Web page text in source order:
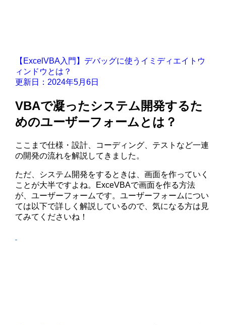
【ExcelVBA入門】デバッグに使うイミディエイトウ
ィンドウとは？
更新日：2024年5月6日
VBAで凝ったシステム開発するた
めのユーザーフォームとは？
ここまで仕様・設計、コーディング、テストなど一連
の開発の流れを解説してきました。
ただ、システム開発をするときは、画面を作っていく
ことが大半ですよね。ExceVBAで画面を作る方法
が、ユーザーフォームです。ユーザーフォームについ
ては以下で詳しく解説しているので、気になる方は見
てみてくださいね！